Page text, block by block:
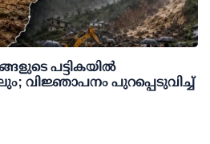
പട്ടികയില്‍
വിജ്ഞാപനം പുറപ്പെടുവിച്ച്